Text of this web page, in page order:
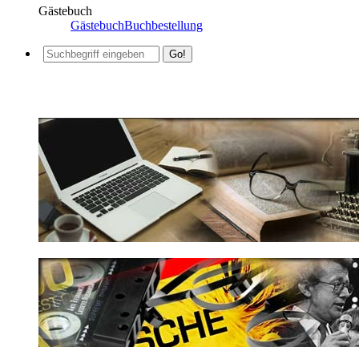
Gästebuch
GästebuchBuchbestellung